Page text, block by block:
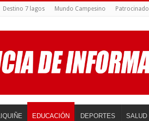
Destino 7 lagos Mundo Campesino Patrocinado
LIQUIÑE EDUCACIÓN DEPORTES SALUD